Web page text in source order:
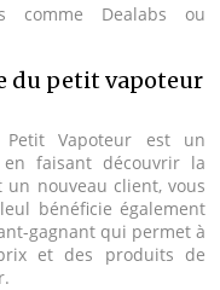
comme Dealabs ou
du petit vapoteur
Vapoteur est un
en faisant découvrir la
nouveau client, vous
bénéficie également
gagnant qui permet à
et des produits de